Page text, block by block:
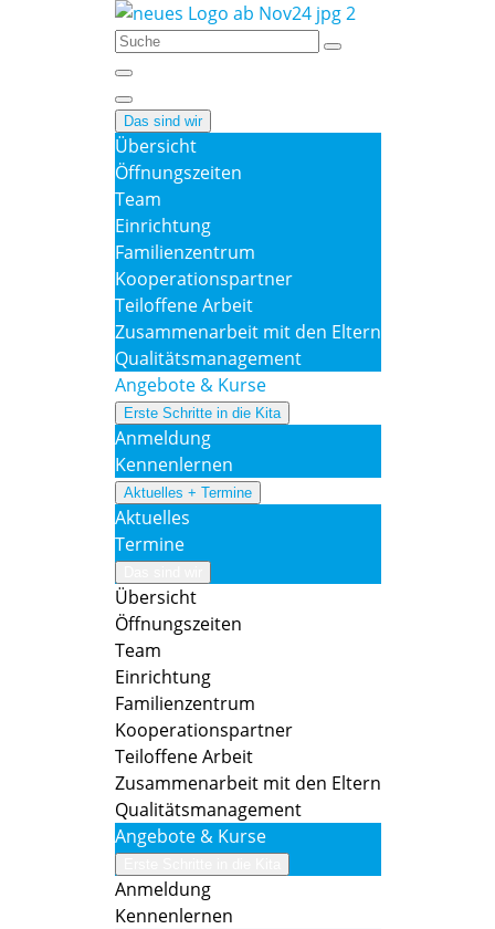
Das sind wir
Übersicht
Öffnungszeiten
Team
Einrichtung
Familienzentrum
Kooperationspartner
Teiloffene Arbeit
Zusammenarbeit mit den Eltern
Qualitätsmanagement
Angebote & Kurse
Erste Schritte in die Kita
Anmeldung
Kennenlernen
Aktuelles + Termine
Aktuelles
Termine
Übersicht
Öffnungszeiten
Team
Einrichtung
Familienzentrum
Kooperationspartner
Teiloffene Arbeit
Zusammenarbeit mit den Eltern
Qualitätsmanagement
Angebote & Kurse
Anmeldung
Kennenlernen